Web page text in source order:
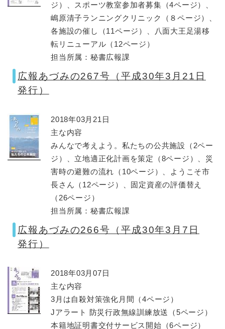
ジ）、スポーツ教室参加者募集（4ページ）、
嶋原清子ランニングクリニック（８ページ）、
各施設の催し（11ページ）、八面大王足湯移
転リニューアル（12ページ）
担当所属：秘書広報課
広報あづみの267号（平成30年3月21日
発行）
2018年03月21日
主な内容
みんなで考えよう。私たちの公共施設（2ペー
ジ）、立地適正化計画を策定（8ページ）、災
害時の避難の流れ（10ページ）、ようこそ市
長さん（12ページ）、固定資産の評価替え
（26ページ）
担当所属：秘書広報課
広報あづみの266号（平成30年3月7日
発行）
2018年03月07日
主な内容
3月は自殺対策強化月間（4ページ）
Jアラート 防災行政無線訓練放送（5ページ）
本籍地証明書交付サービス開始（6ページ）